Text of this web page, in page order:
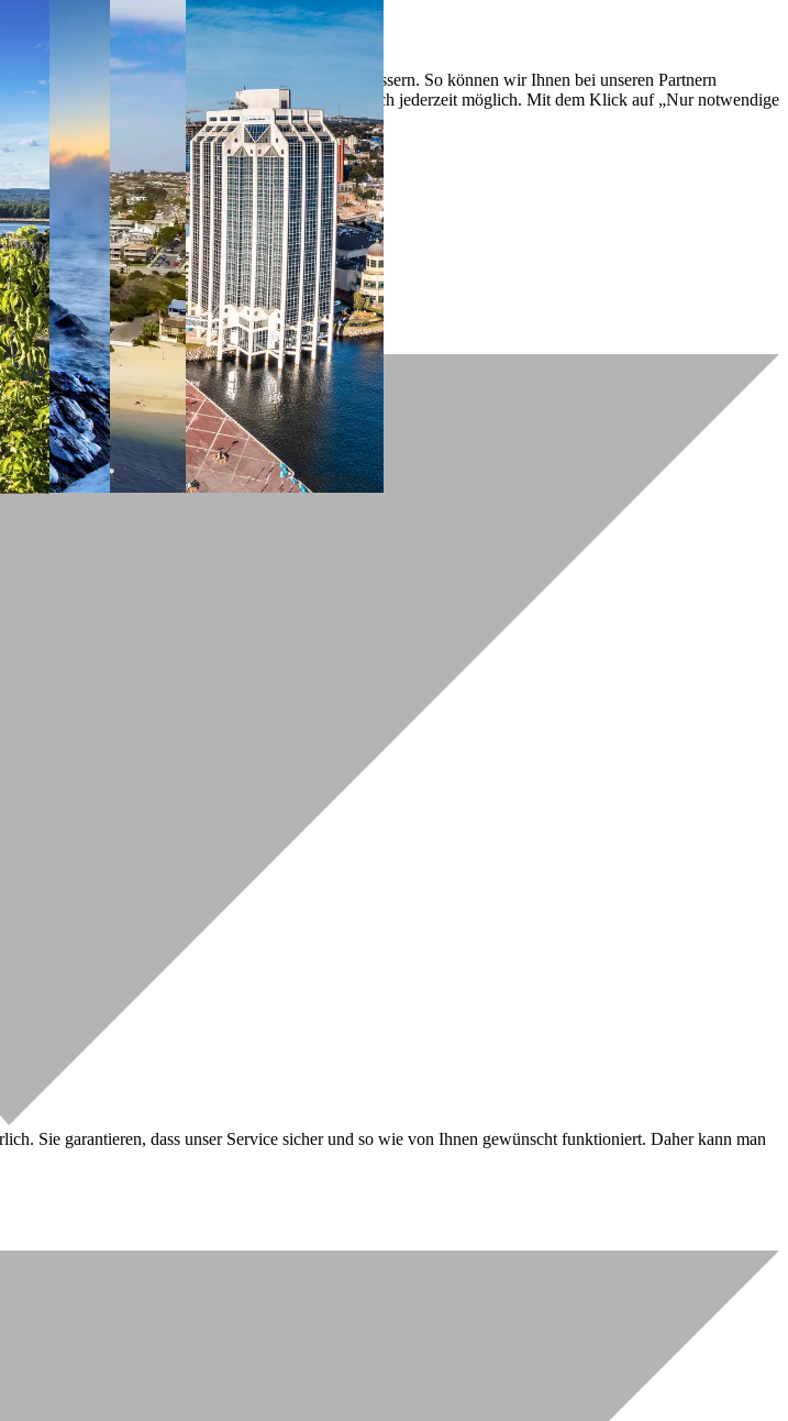
zu servieren und dieses kontinuierlich zu verbessern. So können wir Ihnen bei unseren Partnern
Präferenzen festlegen. Dies ist auch nachträglich jederzeit möglich. Mit dem Klick auf „Nur notwendige
Sie garantieren, dass unser Service sicher und so wie von Ihnen gewünscht funktioniert. Daher kann man